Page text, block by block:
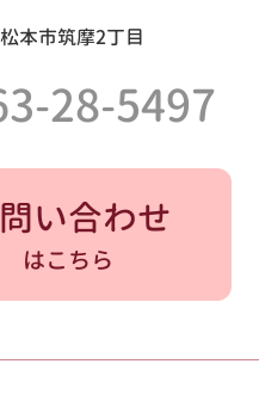
松本市筑摩2丁目
28-5497
い合わせ
はこちら